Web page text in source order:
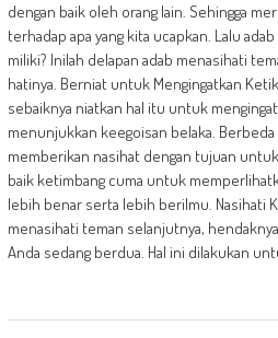
dengan baik oleh orang lain. Sehingga
terhadap apa yang kita ucapkan. Lalu
miliki? Inilah delapan adab menasihati
hatinya. Berniat untuk Mengingatkan
sebaiknya niatkan hal itu untuk
menunjukkan keegoisan belaka.
memberikan nasihat dengan tujuan
baik ketimbang cuma untuk
lebih benar serta lebih berilmu. Nasihati
menasihati teman selanjutnya,
Anda sedang berdua. Hal ini dilakukan